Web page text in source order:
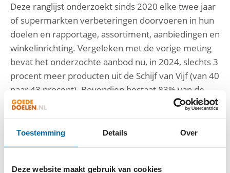
Toestemming Details Over
Deze website maakt gebruik van cookies
Deze ranglijst onderzoekt sinds 2020 elke twee jaar
of supermarkten verbeteringen doorvoeren in hun
doelen en rapportage, assortiment, aanbiedingen en
winkelinrichting. Vergeleken met de vorige meting
bevat het onderzochte aanbod nu, in 2024, slechts 3
procent meer producten uit de Schijf van Vijf (van 40
naar 43 procent). Bovendien bestaat 83% van de
aanbiedingen van supermarkten nog steeds uit
ongezonde producten. Frisdranken worden verder
nog volop met kwantumkortingen gepromoot en
kindermarketing blijft onverminderd aanwezig.